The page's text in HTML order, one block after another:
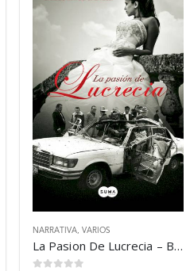
NARRATIVA VARIOS
La Pasion De Lucrecia – Balmelli Carlos Mateo